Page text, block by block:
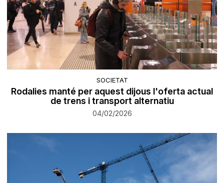
SOCIETAT
Rodalies manté per aquest dijous l'oferta actual
de trens i transport alternatiu
04/02/2026